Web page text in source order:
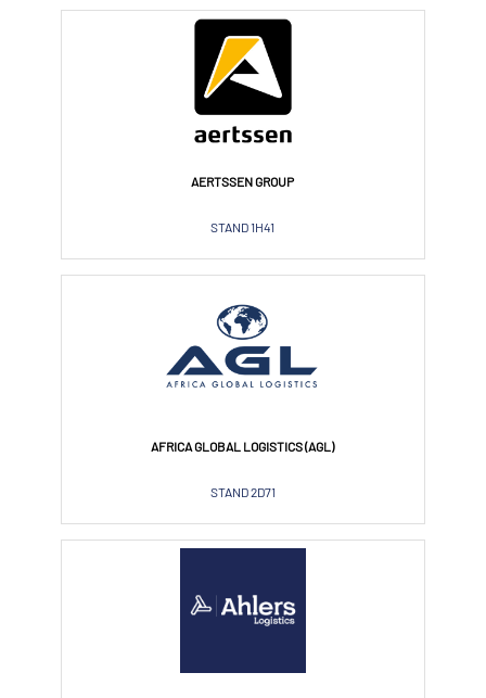
AERTSSEN GROUP
STAND 1H41
AFRICA GLOBAL LOGISTICS (AGL)
STAND 2D71